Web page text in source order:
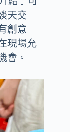
天交
創意
現場允
會。